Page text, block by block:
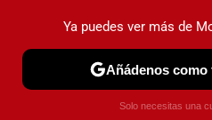
PRUEBAS COCHES
Ya puedes ver más de
Añádenos
Solo necesitas una